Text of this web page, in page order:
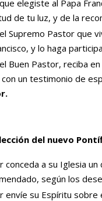
elegiste al Papa
de tu luz, y de la
Supremo Pastor que
y lo haga
Buen Pastor, reciba
un testimonio de
del nuevo
conceda a su Iglesia
según los
envíe su Espíritu